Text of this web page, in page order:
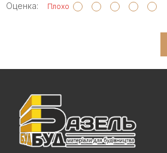
Оценка: Плохо